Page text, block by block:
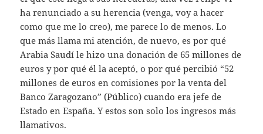
ha renunciado a su herencia (venga, voy a hacer
como que me lo creo), me parece lo de menos. Lo
que más llama mi atención, de nuevo, es por qué
Arabia Saudí le hizo una donación de 65 millones de
euros y por qué él la aceptó, o por qué percibió “52
millones de euros en comisiones por la venta del
Banco Zaragozano” (Público) cuando era jefe de
Estado en España. Y estos son solo los ingresos más
llamativos.